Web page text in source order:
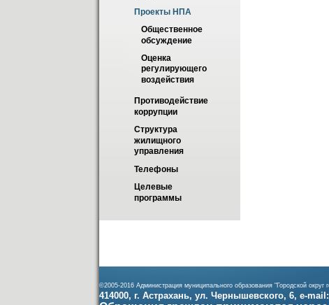
Проекты НПА
Общественное
обсуждение
Оценка
регулирующего
воздействия
Противодействие
коррупции
Структура
жилищного
управления
Телефоны
Целевые
программы
©2005-2016 Администрация муниципального образования "Городской округ
414000, г. Астрахань, ул. Чернышевского, 6, e-